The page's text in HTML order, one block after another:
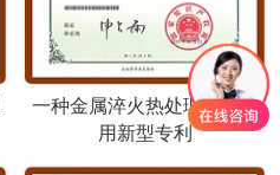
一种金属淬火热处理系统实
用新型专利